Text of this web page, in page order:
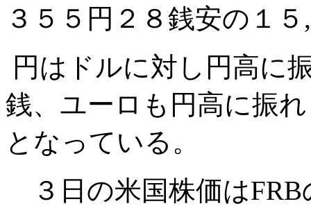
３５５円２８銭安の１
円はドルに対し円高に
銭、ユーロも円高に振
となっている。
３日の米国株価はFRB